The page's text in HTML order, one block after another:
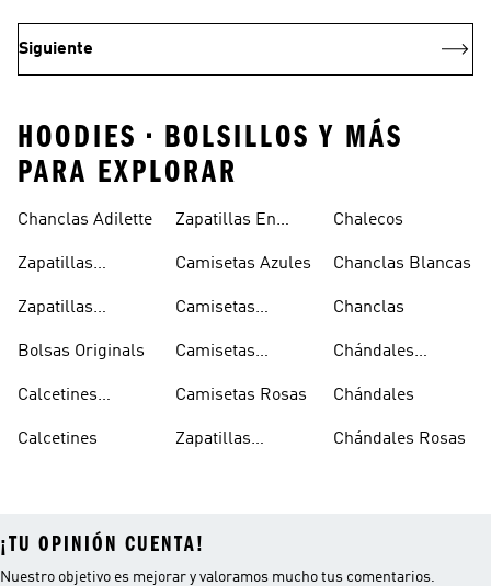
Siguiente
HOODIES • BOLSILLOS Y MÁS
PARA EXPLORAR
Chanclas Adilette
Zapatillas
Zapatillas
Blancas
Bolsas Originals
Calcetines
Blancos
Calcetines
Zapatillas En
Camisetas Azules
Camisetas
Camisetas
Camisetas Rosas
Zapatillas
Chalecos
Chanclas Blancas
Chanclas
Chándales
Chándales
Chándales Rosas
¡TU OPINIÓN CUENTA!
Nuestro objetivo es mejorar y valoramos mucho tus comentarios.